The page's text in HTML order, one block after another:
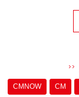
CMNOW CM